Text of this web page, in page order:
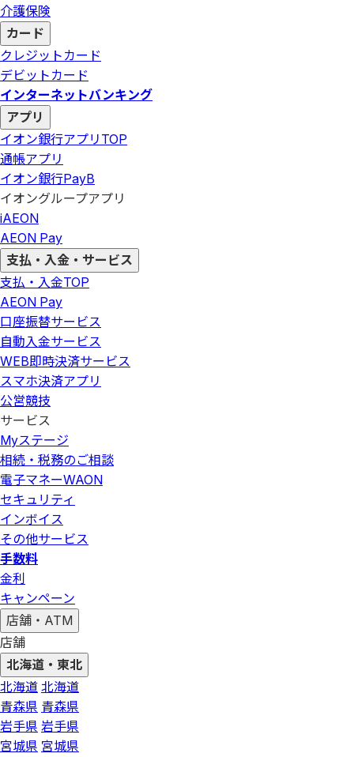
介護保険
カード
クレジットカード
デビットカード
インターネットバンキング
アプリ
イオン銀行アプリ TOP
通帳アプリ
イオン銀行PayB
イオングループアプリ
iAEON
AEON Pay
支払・入金・サービス
支払・入金TOP
AEON Pay
口座振替サービス
自動入金サービス
WEB即時決済サービス
スマホ決済アプリ
公営競技
サービス
Myステージ
相続・税務のご相談
電子マネーWAON
セキュリティ
インボイス
その他サービス
手数料
金利
キャンペーン
店舗・ATM
店舗
北海道・東北
北海道 北海道
青森県 青森県
岩手県 岩手県
宮城県 宮城県